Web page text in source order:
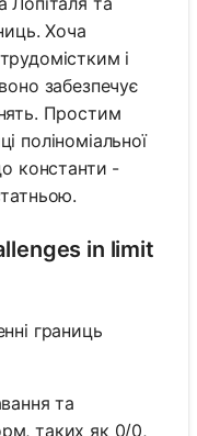
Хоча
і
забезпечує
Простим
поліноміальної
константи -
in limit
границь
та
таких як 0/0,